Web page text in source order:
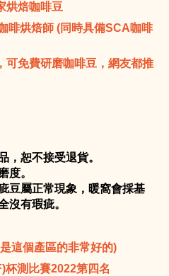
烘焙咖啡豆
啡烘焙師 (同時具備SCA咖啡
免費研磨咖啡豆，網友都推
，恕不接受退貨。
度。
豆屬正常現象，暖窩會採基
沒有瑕疵。
這個產區的非常好的)
測比賽2022第四名